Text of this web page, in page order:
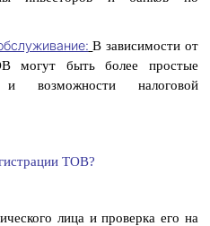
В зависимости от
могут быть более простые
и возможности налоговой
ТОВ?
лица и проверка его на